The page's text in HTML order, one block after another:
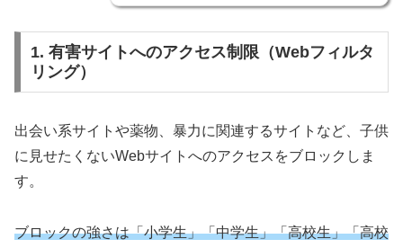
1. 有害サイトへのアクセス制限（Webフィルタ
リング）
出会い系サイトや薬物、暴力に関連するサイトなど、子供
に見せたくないWebサイトへのアクセスをブロックしま
す。
ブロックの強さは「小学生」「中学生」「高校生」「高校